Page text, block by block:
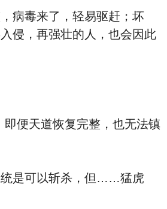
毒来了，轻易驱赶；坏
侵，再强壮的人，也会因此
便天道恢复完整，也无法镇
是可以斩杀，但……猛虎